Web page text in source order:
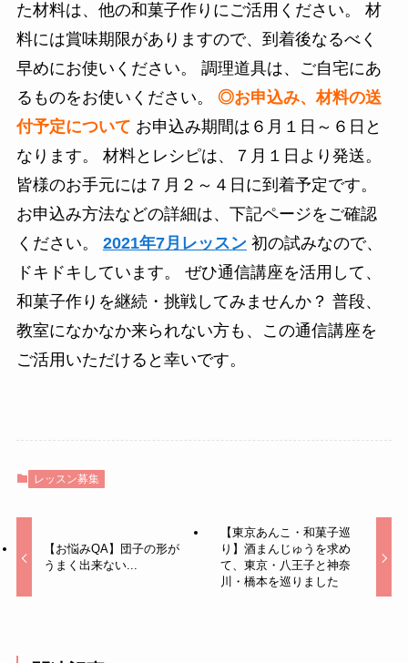
た材料は、他の和菓子作りにご活用ください。 材
料には賞味期限がありますので、到着後なるべく
早めにお使いください。 調理道具は、ご自宅にあ
るものをお使いください。 ◎お申込み、材料の送
付予定について お申込み期間は６月１日～６日と
なります。 材料とレシピは、７月１日より発送。
皆様のお手元には７月２～４日に到着予定です。
お申込み方法などの詳細は、下記ページをご確認
ください。 2021年7月レッスン初の試みなので、
ドキドキしています。 ぜひ通信講座を活用して、
和菓子作りを継続・挑戦してみませんか？ 普段、
教室になかなか来られない方も、この通信講座を
ご活用いただけると幸いです。
レッスン募集
【お悩みQA】団子の形が
うまく出来ない...
【東京あんこ・和菓子巡
り】酒まんじゅうを求め
て、東京・八王子と神奈
川・橋本を巡りました